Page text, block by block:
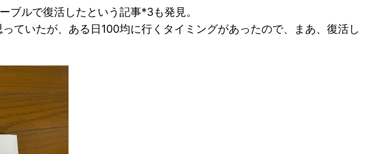
ブルで復活したという記事*3も発見。
ていたが、ある日100均に行くタイミングがあったので、まあ、復活し